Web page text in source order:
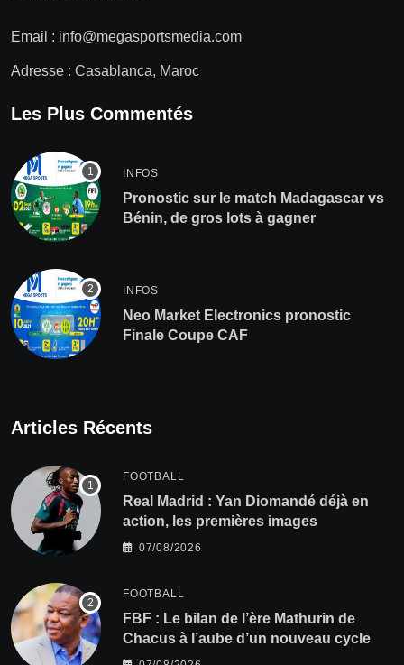
Email : info@megasportsmedia.com
Adresse : Casablanca, Maroc
Les Plus Commentés
INFOS
Pronostic sur le match Madagascar vs
Bénin, de gros lots à gagner
INFOS
Neo Market Electronics pronostic
Finale Coupe CAF
Articles Récents
FOOTBALL
Real Madrid : Yan Diomandé déjà en
action, les premières images
07/08/2026
FOOTBALL
FBF : Le bilan de l’ère Mathurin de
Chacus à l’aube d’un nouveau cycle